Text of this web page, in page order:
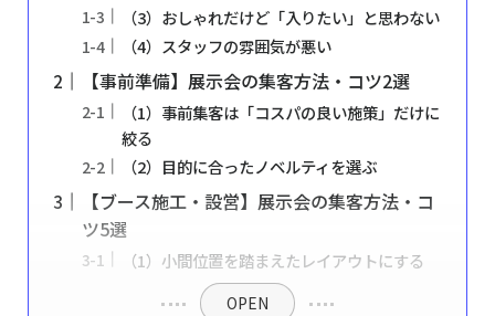
（3）おしゃれだけど「入りたい」と思わない
（4）スタッフの雰囲気が悪い
【事前準備】展示会の集客方法・コツ2選
（1）事前集客は「コスパの良い施策」だけに
絞る
（2）目的に合ったノベルティを選ぶ
【ブース施工・設営】展示会の集客方法・コ
ツ5選
（1）小間位置を踏まえたレイアウトにする
OPEN